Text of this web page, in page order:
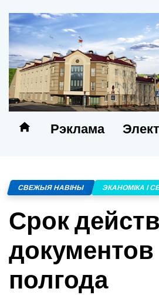
Рэклама
СВЕЖЫЯ НАВІНЫ ЭКАНОМІКА І
Срок
полгода